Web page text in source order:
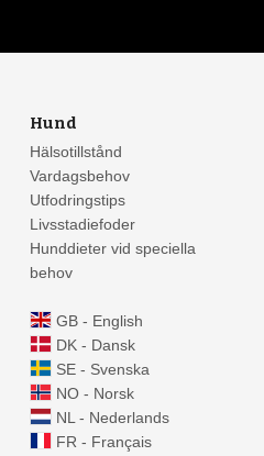
Hund
Hälsotillstånd
Vardagsbehov
Utfodringstips
Livsstadiefoder
Hunddieter vid speciella
behov
GB - English
DK - Dansk
SE - Svenska
NO - Norsk
NL - Nederlands
FR - Français